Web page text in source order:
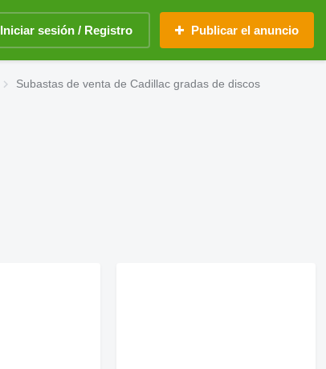
Iniciar sesión / Registro Publicar el anuncio
Subastas de venta de Cadillac gradas de discos